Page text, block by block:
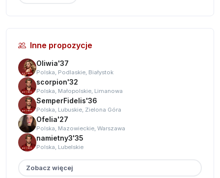
Inne propozycje
Oliwia'37
Polska, Podlaskie, Białystok
scorpion'32
Polska, Małopolskie, Limanowa
SemperFidelis'36
Polska, Lubuskie, Zielona Góra
Ofelia'27
Polska, Mazowieckie, Warszawa
namietny3'35
Polska, Lubelskie
Zobacz więcej